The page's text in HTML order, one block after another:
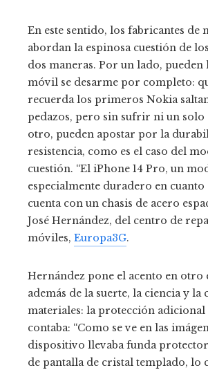
En este sentido, los fabricantes de
abordan la espinosa cuestión de
dos maneras. Por un lado, pueden
móvil se desarme por completo:
recuerda los primeros Nokia
pedazos, pero sin sufrir ni un solo
otro, pueden apostar por la
resistencia, como es el caso del
cuestión. “El iPhone 14 Pro, un
especialmente duradero en cuanto
cuenta con un chasis de acero
José Hernández, del centro de
móviles, Europa3G.
Hernández pone el acento en otro
además de la suerte, la ciencia y la
materiales: la protección adicional
contaba: “Como se ve en las
dispositivo llevaba funda
de pantalla de cristal templado, lo